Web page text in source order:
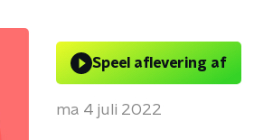
Speel aflevering af
ma 4 juli 2022